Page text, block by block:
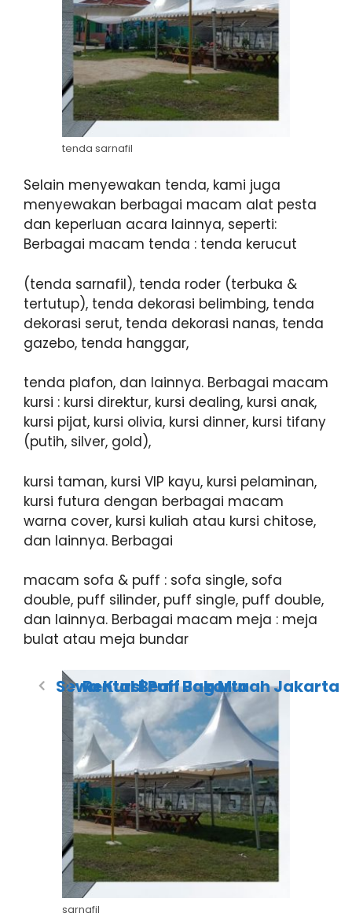
tenda sarnafil
Selain menyewakan tenda, kami juga
menyewakan berbagai macam alat pesta
dan keperluan acara lainnya, seperti:
Berbagai macam tenda : tenda kerucut
(tenda sarnafil), tenda roder (terbuka &
tertutup), tenda dekorasi belimbing, tenda
dekorasi serut, tenda dekorasi nanas, tenda
gazebo, tenda hanggar,
tenda plafon, dan lainnya. Berbagai macam
kursi : kursi direktur, kursi dealing, kursi anak,
kursi pijat, kursi olivia, kursi dinner, kursi tifany
(putih, silver, gold),
kursi taman, kursi VIP kayu, kursi pelaminan,
kursi futura dengan berbagai macam
warna cover, kursi kuliah atau kursi chitose,
dan lainnya. Berbagai
macam sofa & puff : sofa single, sofa
double, puff silinder, puff single, puff double,
dan lainnya. Berbagai macam meja : meja
bulat atau meja bundar
sarnafil
Sewa Kursi Puff Jakarta
Rental Bean Bag Murah Jakarta